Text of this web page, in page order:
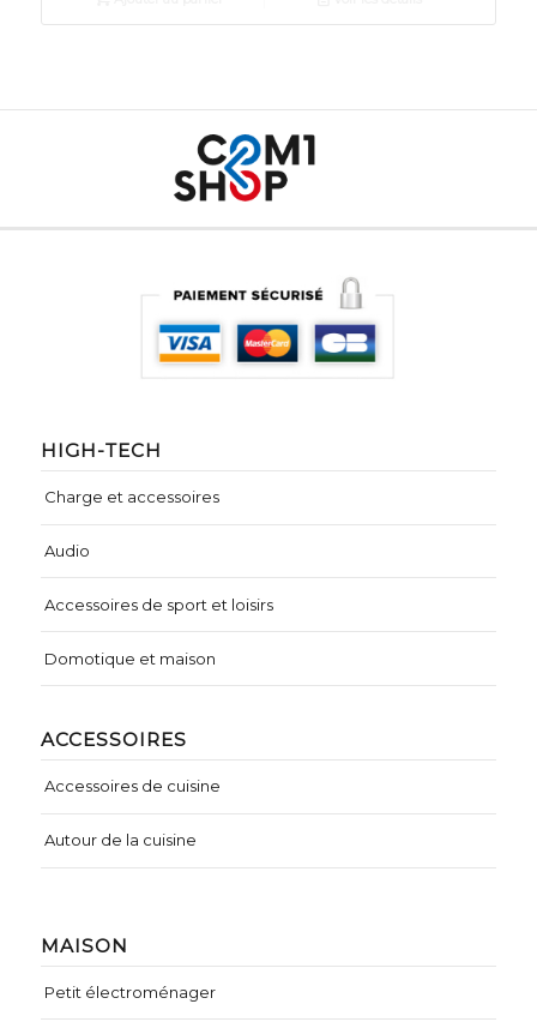
MAISON
Petit électroménager
HIGH-TECH
Charge et accessoires
Audio
Accessoires de sport et loisirs
Domotique et maison
ACCESSOIRES
Accessoires de cuisine
Autour de la cuisine